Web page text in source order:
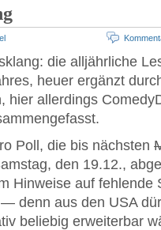
die alljährliche
heuer ergänzt
hier allerdings
Poll, die bis nächsten
den 19.12.,
Hinweise auf fehlende
denn aus den USA
beliebig erweiterbar